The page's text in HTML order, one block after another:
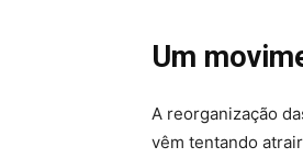
Um
A reorganização
vêm tentando